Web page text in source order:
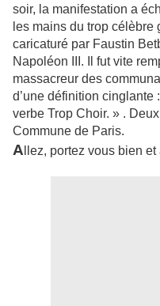
soir, la manifestation a
les mains du trop célèbre
caricaturé par Faustin
Napoléon III. Il fut vite
massacreur des
d’une définition cinglante
verbe Trop Choir. » .
Commune de Paris.
A llez, portez vous bien